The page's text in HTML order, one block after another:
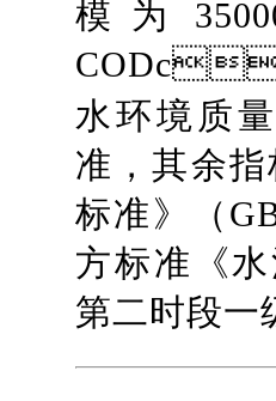
模为
水环境质
准，其余指
标准》（
方标准《
第二时段一